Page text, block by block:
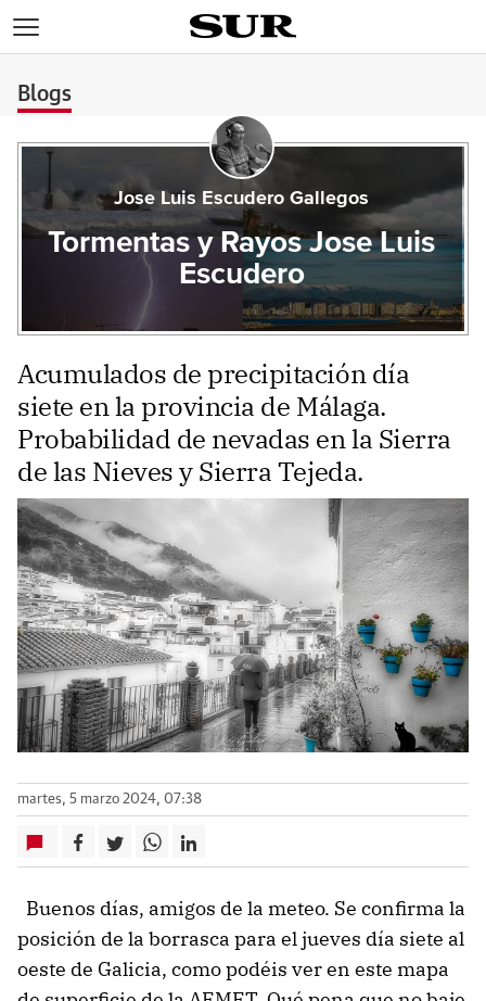
Blogs
Jose Luis Escudero Gallegos
Tormentas y Rayos Jose Luis
Escudero
Acumulados de precipitación día
siete en la provincia de Málaga.
Probabilidad de nevadas en la Sierra
de las Nieves y Sierra Tejeda.
martes, 5 marzo 2024, 07:38
Buenos días, amigos de la meteo. Se confirma la
posición de la borrasca para el jueves día siete al
oeste de Galicia, como podéis ver en este mapa